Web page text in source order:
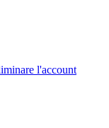
l'account